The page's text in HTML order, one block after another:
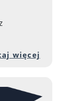
więcej